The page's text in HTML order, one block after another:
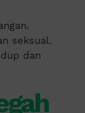
seksual.
dan